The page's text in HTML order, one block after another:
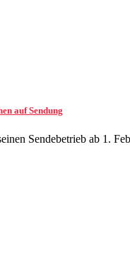
auf Sendung
Sendebetrieb ab 1.